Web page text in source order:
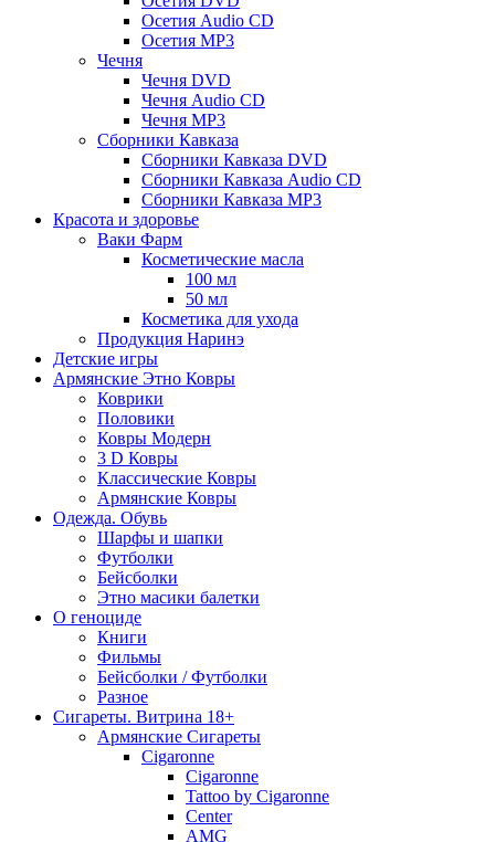
Осетия Audio CD
Осетия MP3
Чечня
Чечня DVD
Чечня Audio CD
Чечня MP3
Сборники Кавказа
Сборники Кавказа DVD
Сборники Кавказа Audio CD
Сборники Кавказа MP3
Красота и здоровье
Ваки Фарм
Косметические масла
100 мл
50 мл
Косметика для ухода
Продукция Наринэ
Детские игры
Армянские Этно Ковры
Коврики
Половики
Ковры Модерн
3 D Ковры
Классические Ковры
Армянские Ковры
Одежда. Обувь
Шарфы и шапки
Футболки
Бейсболки
Этно масики балетки
О геноциде
Книги
Фильмы
Бейсболки / Футболки
Разное
Сигареты. Витрина 18+
Армянские Сигареты
Cigaronne
Cigaronne
Tattoo by Cigaronne
Center
AMG